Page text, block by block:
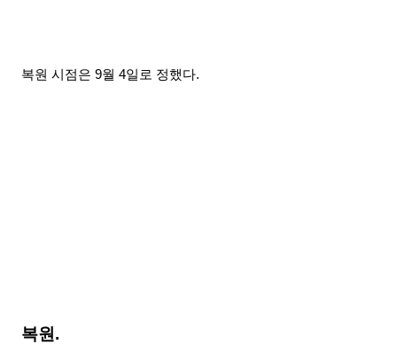
복원 시점은 9월 4일로 정했다.
복원.